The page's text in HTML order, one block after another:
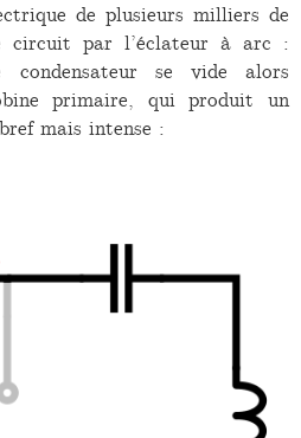
de plusieurs milliers de
par l’éclateur à arc :
condensateur se vide alors
primaire, qui produit un
mais intense :